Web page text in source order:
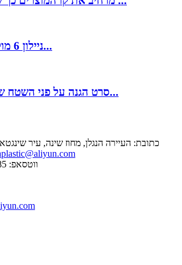
ניילון 6 מוליך תרמית לחשמל...
[סרט הגנה על פני השטח של גיליונות אקרילי...
כתובת: העיירה הנגלן, מחוז שינה, עיר
ווטסאפ: 8618753481285